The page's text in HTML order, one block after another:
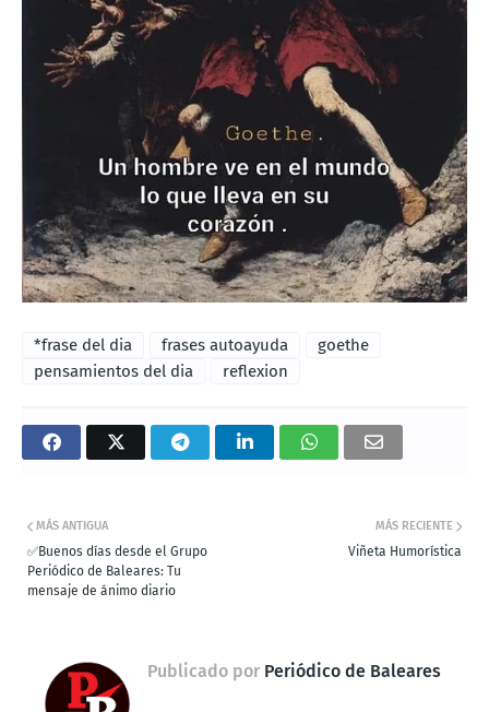
*frase del dia frases autoayuda
goethe
pensamientos del dia
reflexion
MÁS RECIENTE
Viñeta Humorística
MÁS ANTIGUA
✅Buenos días desde el Grupo
Periódico de Baleares: Tu
mensaje de ánimo diario
Publicado por Periódico de Baleares